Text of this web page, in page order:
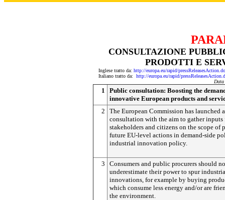
CONSULTAZIONE
PRODOTTI E
Inglese tratto da: http://europa.eu/rapid/
Italiano tratto da: http://europa.eu/rapid/
Data
1
Public consultation: Boosting the
innovative European products and
2
The European Commission has launched
consultation with the aim to gather inputs
stakeholders and citizens on the scope of
future EU-level actions in demand-side
industrial innovation policy.
3
Consumers and public procurers should
underestimate their power to spur
innovations, for example by buying
which consume less energy and/or are
the environment.